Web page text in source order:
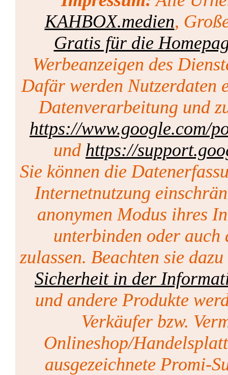
KAHBOX.medien,
Gratis für die
Werbeanzeigen des
Dafär werden Nutzerdaten
Datenverarbeitung und
https://www.google.com/
und https://
Sie können die
Internetnutzung
anonymen Modus ihres
unterbinden oder auch
zulassen. Beachten sie
Sicherheit in der
und andere Produkte
Verkäufer bzw.
Onlineshop/
ausgezeichnete Promi-